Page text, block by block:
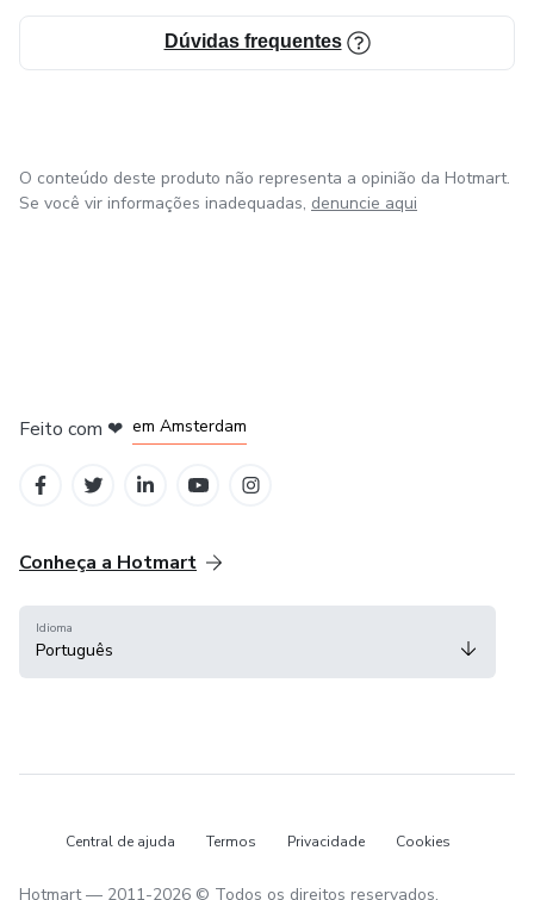
Muito mais.
Dúvidas frequentes
O conteúdo deste produto não representa a opinião da Hotmart.
Se você vir informações inadequadas, denuncie aqui
Feito com ❤ em Amsterdam
Conheça a Hotmart
Idioma
Português
Central de ajuda Termos Privacidade Cookies
Hotmart — 2011-2026 © Todos os direitos reservados.